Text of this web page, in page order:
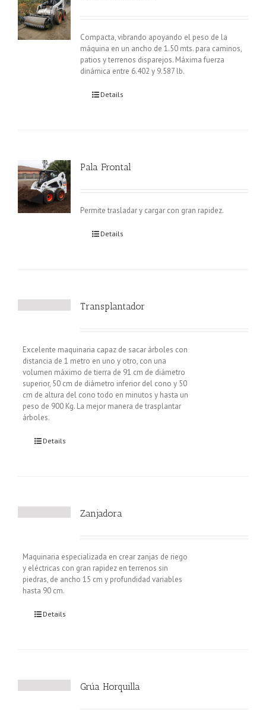
Compacta, vibrando apoyando el peso de la
máquina en un ancho de 1.50 mts. para caminos,
patios y terrenos disparejos. Máxima fuerza
dinámica entre 6.402 y 9.587 lb.
Details
Pala Frontal
Permite trasladar y cargar con gran rapidez.
Details
Transplantador
Excelente maquinaria capaz de sacar árboles con
distancia de 1 metro en uno y otro, con una
volumen máximo de tierra de 91 cm de diámetro
superior, 50 cm de diámetro inferior del cono y 50
cm de altura del cono todo en minutos y hasta un
peso de 900 Kg. La mejor manera de trasplantar
árboles.
Details
Zanjadora
Maquinaria especializada en crear zanjas de riego
y eléctricas con gran rapidez en terrenos sin
piedras, de ancho 15 cm y profundidad variables
hasta 90 cm.
Details
Grúa Horquilla